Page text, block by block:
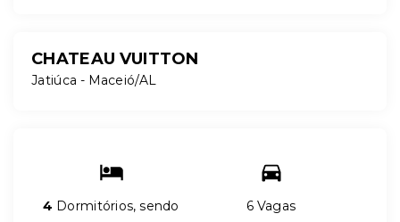
CHATEAU VUITTON
Jatiúca - Maceió/AL
4 Dormitórios, sendo
6 Vagas